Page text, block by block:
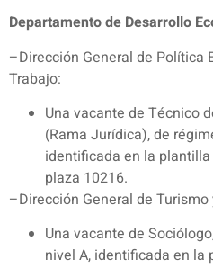
Departamento de Desarrollo
–Dirección General de Política
Trabajo:
Una vacante de Técnico
(Rama Jurídica), de
identificada en la
plaza 10216.
–Dirección General de Turismo
Una vacante de
nivel A, identificada en la